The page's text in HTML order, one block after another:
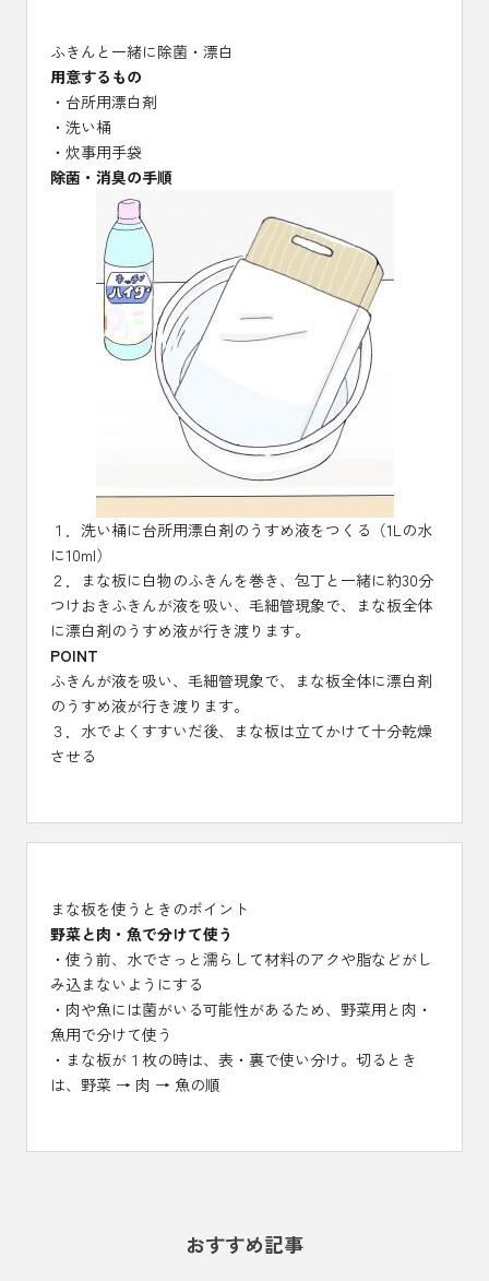
ふきんと一緒に除菌・漂白
用意するもの
・台所用漂白剤
・洗い桶
・炊事用手袋
除菌・消臭の手順
１．洗い桶に台所用漂白剤のうすめ液をつくる（1Lの水
に10ml）
２．まな板に白物のふきんを巻き、包丁と一緒に約30分
つけおきふきんが液を吸い、毛細管現象で、まな板全体
に漂白剤のうすめ液が行き渡ります。
POINT
ふきんが液を吸い、毛細管現象で、まな板全体に漂白剤
のうすめ液が行き渡ります。
３．水でよくすすいだ後、まな板は立てかけて十分乾燥
させる
まな板を使うときのポイント
野菜と肉・魚で分けて使う
・使う前、水でさっと濡らして材料のアクや脂などがし
み込まないようにする
・肉や魚には菌がいる可能性があるため、野菜用と肉・
魚用で分けて使う
・まな板が１枚の時は、表・裏で使い分け。切るとき
は、野菜 → 肉 → 魚の順
おすすめ記事